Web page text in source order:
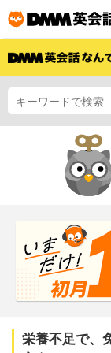
栄養不足で、